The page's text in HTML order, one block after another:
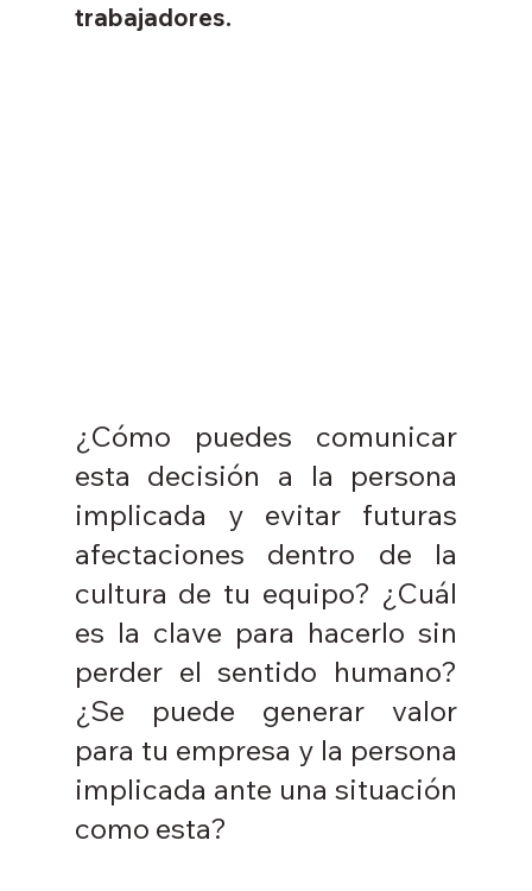
trabajadores.
¿Cómo puedes comunicar
esta decisión a la persona
implicada y evitar futuras
afectaciones dentro de la
cultura de tu equipo? ¿Cuál
es la clave para hacerlo sin
perder el sentido humano?
¿Se puede generar valor
para tu empresa y la persona
implicada ante una situación
como esta?